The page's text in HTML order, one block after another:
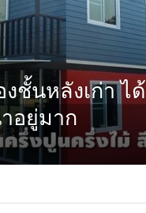
ชั้นหลังเก่า ได้
อยู่มาก